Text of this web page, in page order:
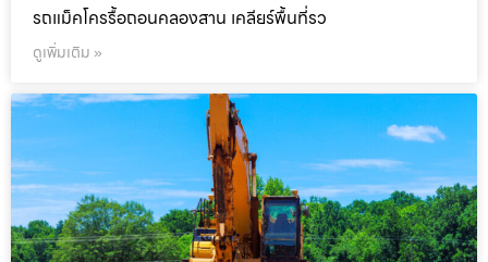
รถแม็คโครรื้อถอนคลองสาน เคลียร์พื้นที่รว
ดูเพิ่มเติม »